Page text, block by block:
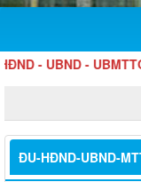
- UBMTTQVN
ĐU-HĐND-UBND-